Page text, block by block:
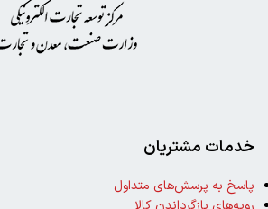
خدمات مشتریان
پاسخ به پرسش‌های متداول